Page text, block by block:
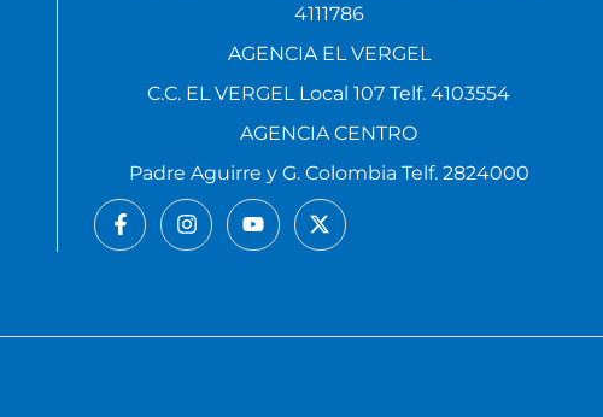
4111786
AGENCIA EL VERGEL
C.C. EL VERGEL Local 107 Telf. 4103554
AGENCIA CENTRO
Padre Aguirre y G. Colombia Telf. 2824000